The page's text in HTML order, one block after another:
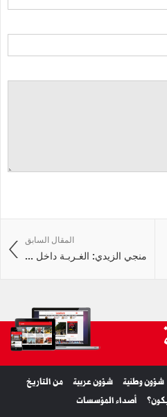
المقال السابق
منجي الزيدي: الغـربـة داخل ...
شؤون وطنية شؤون عربية
من التاريخ
أصداء المؤسسات